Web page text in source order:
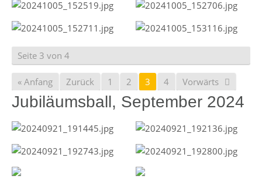
Seite 3 von 4
« Anfang Zurück 1 2 3 4 Vorwärts
Jubiläumsball, September 2024